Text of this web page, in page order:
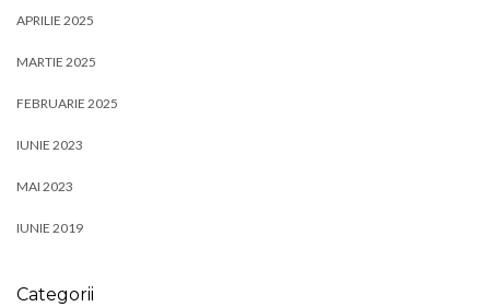
APRILIE 2025
MARTIE 2025
FEBRUARIE 2025
IUNIE 2023
MAI 2023
IUNIE 2019
Categorii